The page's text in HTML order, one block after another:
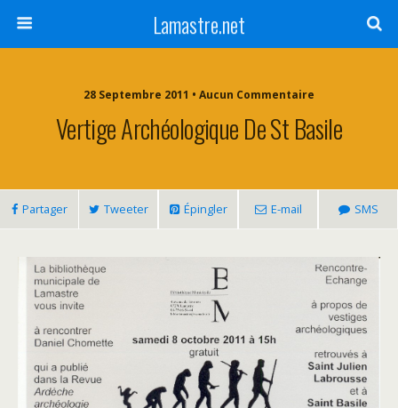
Lamastre.net
28 Septembre 2011 • Aucun Commentaire
Vertige Archéologique De St Basile
Partager Tweeter Épingler E-mail SMS